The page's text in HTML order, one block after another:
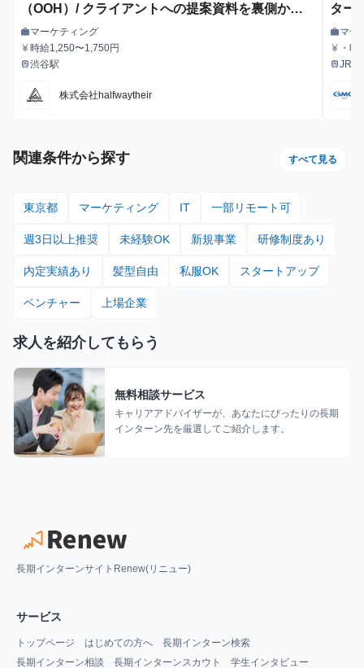
（OOH）/ クライアントへの提案資料を裏側から
支えるインターン！
職種
workマーケティング
給与
currency_yen時給1,250〜1,750円
最寄駅
train渋谷駅
株式会社halfwaytheir
ター
職種
workマー
給与
currency_yen ・
最寄駅
trainJR山
関連条件から探す すべて見る
東京都 マーケティング IT 一部リモート可
週3日以上推奨 未経験OK 新規事業 研修制度あり
内定実績あり 髪型自由 私服OK スタートアップ
ベンチャー 上場企業
求人を紹介してもらう
無料相談サービス
キャリアアドバイザーが、あなたにぴったりの長期
インターン先を厳選してご紹介します。
長期インターンサイトRenew(リニュー)
サービス
トップページ はじめての方へ
長期インターン検索
長期インターン相談
長期インターンスカウト
学生インタビュー